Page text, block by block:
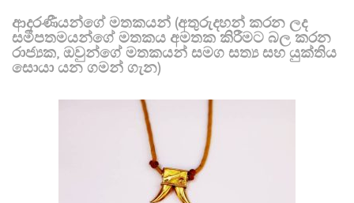
ආදරණීයන්ගේ මතකයන් (අතුරුදහන් කරන ලද
සමීපතමයන්ගේ මතකය අමතක කිරීමට බල කරන
රාජ්‍යක, ඔවුන්ගේ මතකයන් සමග සත්‍ය සහ යුක්තිය
සොයා යන ගමන් ගැන)